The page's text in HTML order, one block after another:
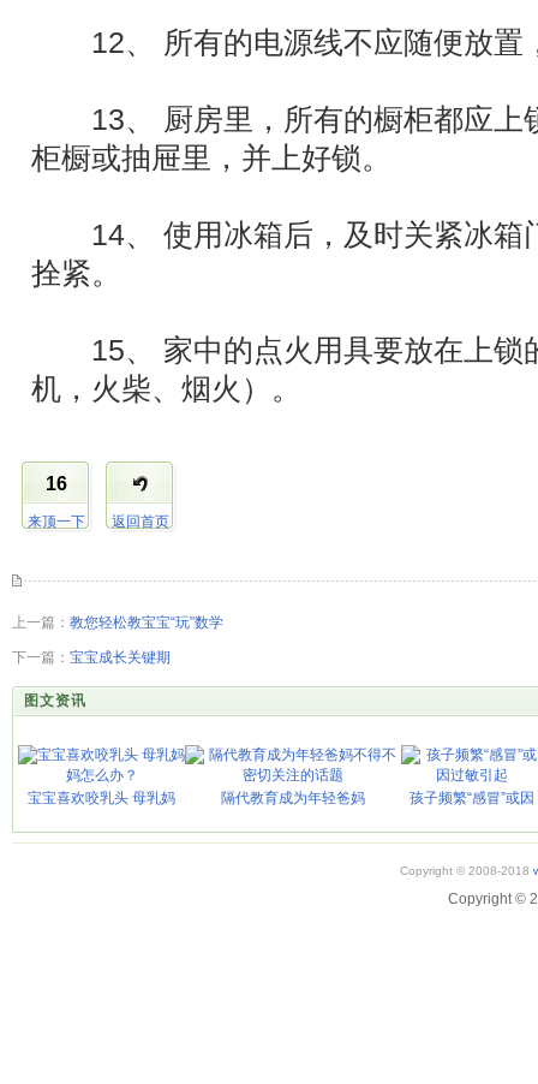
12、 所有的电源线不应随便放置
13、 厨房里，所有的橱柜都应上
柜橱或抽屉里，并上好锁。
14、 使用冰箱后，及时关紧冰箱
拴紧。
15、 家中的点火用具要放在上锁
机，火柴、烟火）。
16
来顶一下 返回首页
上一篇： 教您轻松教宝宝“玩”数学
下一篇： 宝宝成长关键期
图文资讯
宝宝喜欢咬乳头 母乳妈 隔代教育成为年轻爸妈 孩子频繁“感冒”或因
Copyright © 2008-2018
Copyright ©